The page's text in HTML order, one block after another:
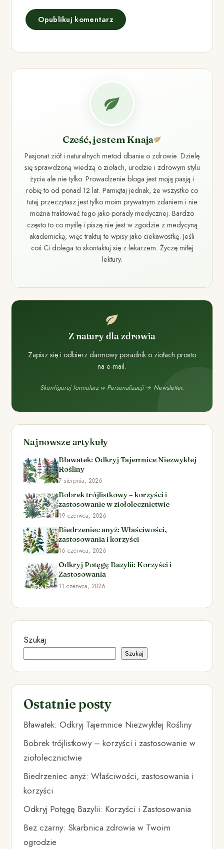
Cześć, jestem Knaja
Pasjonat ziół i naturalnych metod dbania o zdrowie. Dzielę
się sprawdzoną wiedzą o ziołach, urodzie i zdrowym stylu
życia ale nie tylko. Prowadzenie bloga jest moją pasją i
robię to od ponad 12 lat. Pamiętaj jednak, że wszystko co
tutaj przeczytasz jest tylko moim prywatnym zdaniem i nie
można traktować tego jako porady medycznej. Bardzo
często to co myślę i piszę nie jest w zgodzie z medycyną
akademicką, więc traktuj te wpisy jako ciekawostkę. Jeśli
coś Ci dolega to skontaktuj się z lekarzem. Życzę miłej
lektury.
Z natury dla zdrowia
Zapisz się i odbierz darmowy poradnik o ziołach prosto
na e-mail.
Skonfiguruj formularz w Personalizacji → Newsletter.
Najnowsze artykuły
Bławatek: Odkryj Tajemnice Niezwykłej
Rośliny
7 sierpnia, 2026
Bobrek trójlistkowy – korzyści i
zastosowanie w ziołolecznictwie
19 czerwca, 2026
Biedrzeniec anyż: Właściwości,
zastosowania i korzyści
16 czerwca, 2026
Odkryj Potęgę Bazylii: Korzyści i
Zastosowania
11 czerwca, 2026
Szukaj
Szukaj
Ostatnie posty
Bławatek: Odkryj Tajemnice Niezwykłej Rośliny
Bobrek trójlistkowy – korzyści i zastosowanie w
ziołolecznictwie
Biedrzeniec anyż: Właściwości, zastosowania i
korzyści
Odkryj Potęgę Bazylii: Korzyści i Zastosowania
Bez czarny: Skarbnica zdrowia w Twoim
ogrodzie